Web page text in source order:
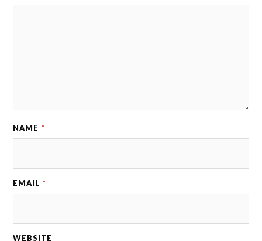
NAME *
EMAIL *
WEBSITE